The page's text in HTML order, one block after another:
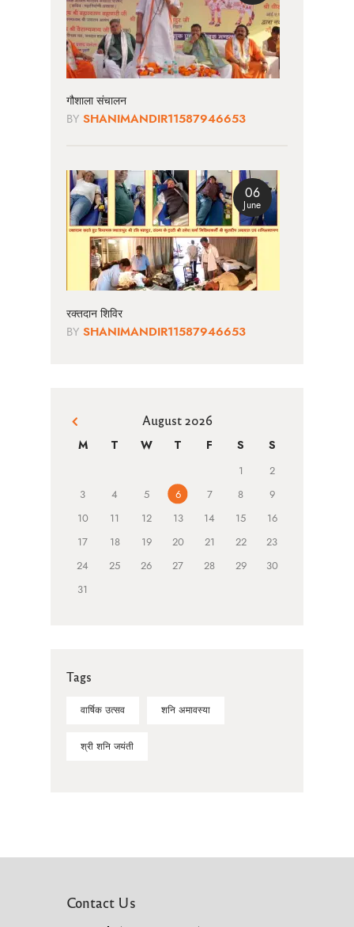
गौशाला संचालन
BY SHANIMANDIR11587946653
06
June
रक्तदान शिविर
BY SHANIMANDIR11587946653
August 2026
M T W T F S S
1
2
3
4 5 6 7 8
9
10
11 12 13 14 15
16
17
18 19 20 21 22
23
24
25 26 27 28 29
30
31
« Jun
Tags
वार्षिक उत्सव शनि अमावस्या
श्री शनि जयंती
Contact Us